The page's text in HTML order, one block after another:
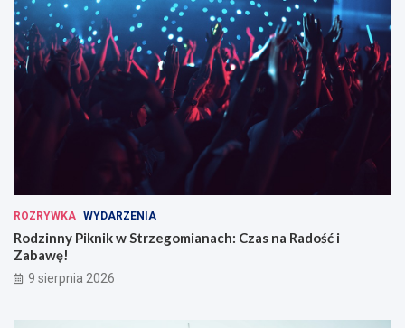
ROZRYWKA WYDARZENIA
Rodzinny Piknik w Strzegomianach: Czas na Radość i
Zabawę!
9 sierpnia 2026